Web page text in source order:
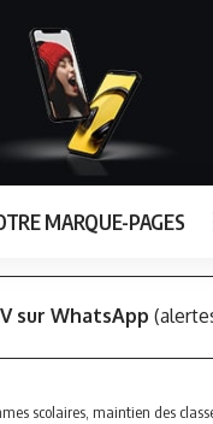
MARQUE-PAGES
sur WhatsApp
scolaires, maintien des